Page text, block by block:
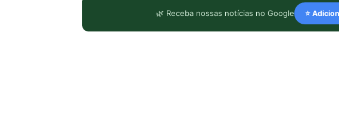
🌿 Receba nossas notícias no Google ⭐